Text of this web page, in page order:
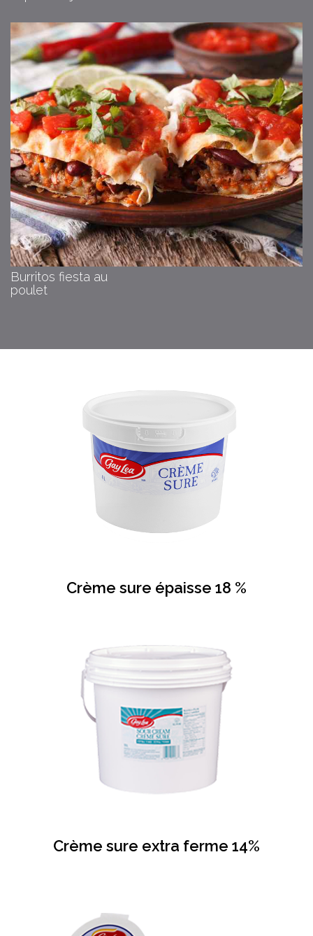
Burritos fiesta au
poulet
Crème sure épaisse 18 %
Crème sure extra ferme 14%